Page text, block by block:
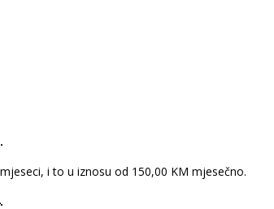
i to u iznosu od 150,00 KM mjesečno.